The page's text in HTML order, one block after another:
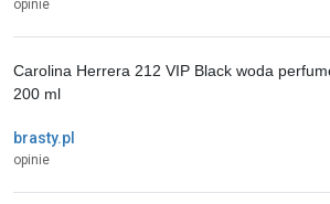
opinie
brasty.pl
opinie
Carolina Herrera 212 VIP Black woda
200 ml